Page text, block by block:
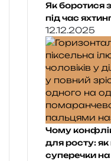
Як боротися
під час
12.12.2025
Чому
для росту:
суперечки